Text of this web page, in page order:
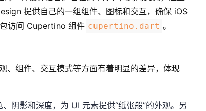
提供自己的一组组件、图标和交互，确保 iOS
访问 Cupertino 组件 cupertino.dart 。
组件、交互模式等方面有着明显的差异，体现
阴影和深度，为 UI 元素提供“纸张般”的外观。另